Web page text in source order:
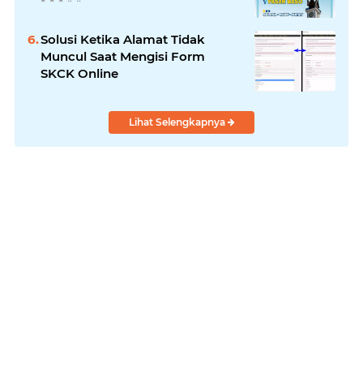
Solusi Ketika Alamat Tidak
Muncul Saat Mengisi Form
SKCK Online
Lihat Selengkapnya